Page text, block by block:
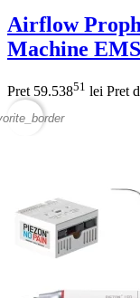
Airflow
Machine
Pret 59.53851 lei Pret